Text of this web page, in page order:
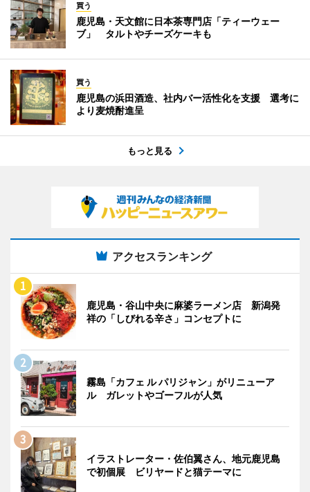
買う
鹿児島・天文館に日本茶専門店「ティーウェー
ブ」 タルトやチーズケーキも
買う
鹿児島の浜田酒造、社内バー活性化を支援 選考に
より麦焼酎進呈
もっと見る
アクセスランキング
鹿児島・谷山中央に麻婆ラーメン店 新潟発
祥の「しびれる辛さ」コンセプトに
霧島「カフェ ル パリジャン」がリニューア
ル ガレットやゴーフルが人気
イラストレーター・佐伯翼さん、地元鹿児島
で初個展 ビリヤードと猫テーマに